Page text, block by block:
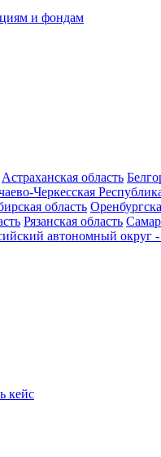
и фондам
Астраханская область
Черкесская
область
Рязанская область
автономный округ
кейс